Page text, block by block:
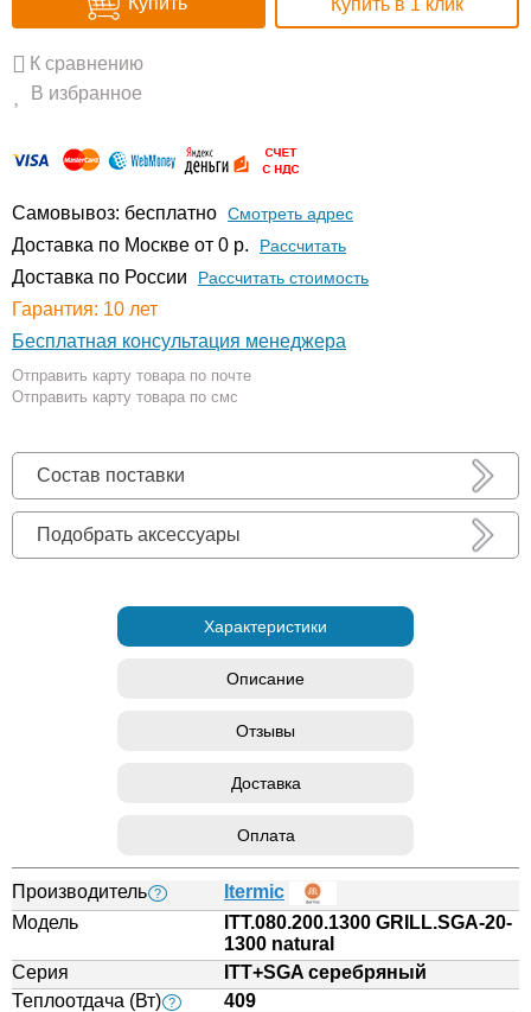
Купить в 1 клик
К сравнению
В избранное
Самовывоз: бесплатно Смотреть адрес
Доставка по Москве от 0 р. Расcчитать
Доставка по России Рассчитать стоимость
Гарантия: 10 лет
Бесплатная консультация менеджера
Отправить карту товара по почте
Отправить карту товара по смс
Состав поставки
Подобрать аксессуары
Характеристики
Описание
Отзывы
Доставка
Оплата
Производитель ?
Itermic
Модель
ITT.080.200.1300 GRILL.SGA-20-
1300 natural
Серия
ITT+SGA серебряный
Теплоотдача (Вт) ?
409